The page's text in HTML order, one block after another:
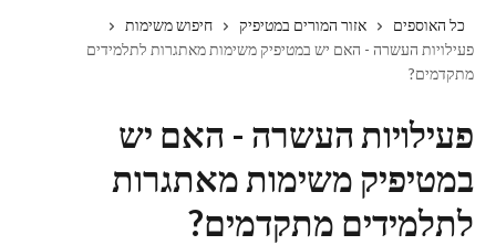
כל האוספים אזור המורים במטיפיק
חיפוש משימות
פעילויות העשרה - האם יש במטיפיק משימות מאתגרות לתלמידים
מתקדמים?
פעילויות העשרה - האם יש
במטיפיק משימות מאתגרות
לתלמידים מתקדמים?